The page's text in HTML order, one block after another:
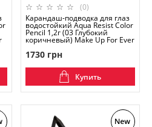
(0)
Карандаш-подводка для глаз
водостойкий Aqua Resist Color
Pencil 1,2г (03 Глубокий
коричневый) Make Up For Ever
1730 грн
Купить